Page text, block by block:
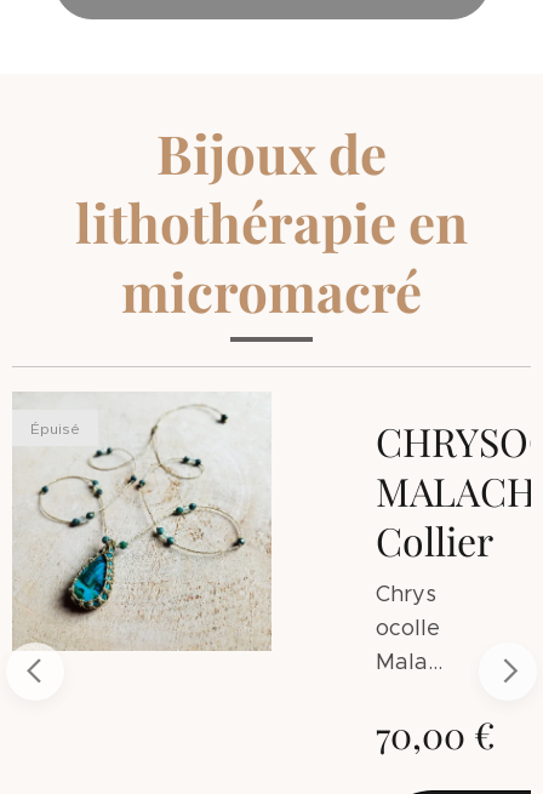
Bijoux de
lithothérapie en
micromacré
Épuisé
Collier
Chrys
ocolle
Malac
prove
nant
70,00 €